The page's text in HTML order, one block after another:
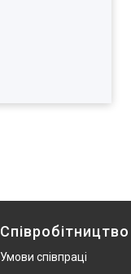
Співробітництво
Умови співпраці